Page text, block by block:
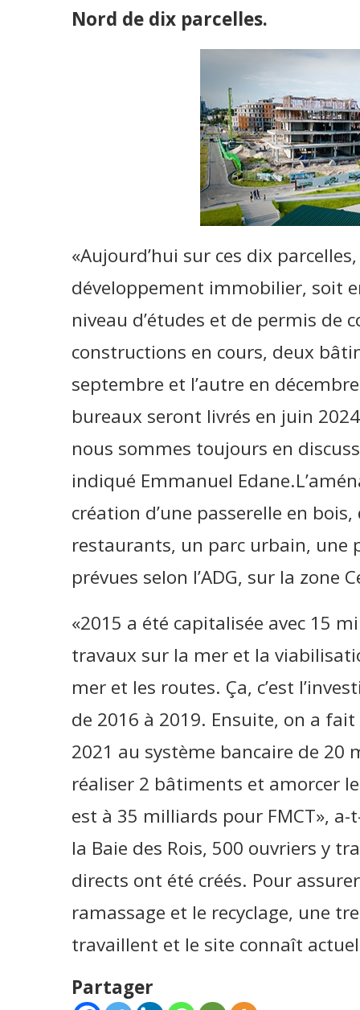
Nord de dix parcelles.
«Aujourd’hui sur ces dix
développement immobilier, soit
niveau d’études et de permis de
constructions en cours, deux
septembre et l’autre en
bureaux seront livrés en juin
nous sommes toujours en
indiqué Emmanuel
création d’une passerelle en
restaurants, un parc urbain, une
prévues selon l’ADG, sur la zone
«2015 a été capitalisée avec 15
travaux sur la mer et la
mer et les routes. Ça, c’est
de 2016 à 2019. Ensuite, on a
2021 au système bancaire de
réaliser 2 bâtiments et amorcer
est à 35 milliards pour FMCT»,
la Baie des Rois, 500 ouvriers y
directs ont été créés. Pour
ramassage et le recyclage, une
travaillent et le site connaît
Partager